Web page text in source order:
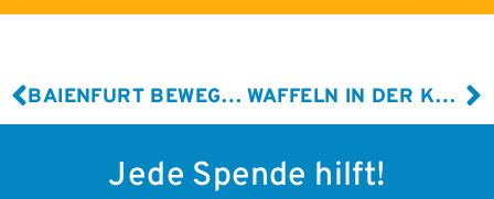
BAIENFURT BEWEGT HERZEN WAFFELN IN DER KLINIK FÜR DEN GUTEN ZWECK
Jede Spende hilft!